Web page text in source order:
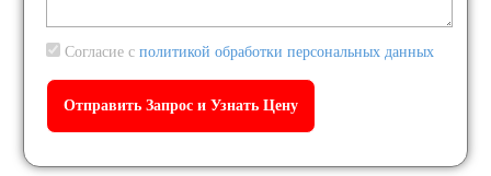
Согласие сполитикой обработки персональных данных